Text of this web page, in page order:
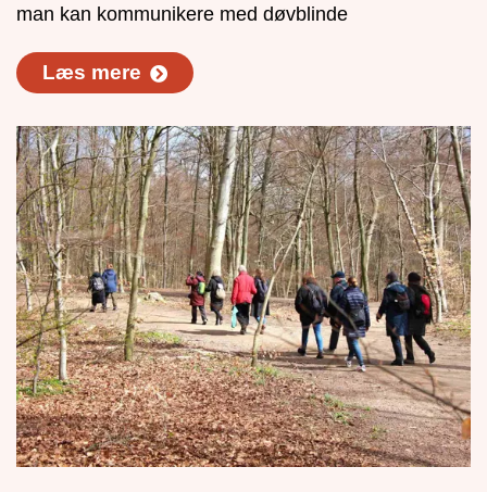
man kan kommunikere med døvblinde
Læs mere